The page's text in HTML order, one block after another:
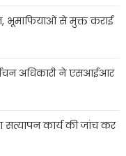
भूमाफियाओं से मुक्त कराई
अधिकारी ने एसआईआर
सत्यापन कार्य की जांच कर